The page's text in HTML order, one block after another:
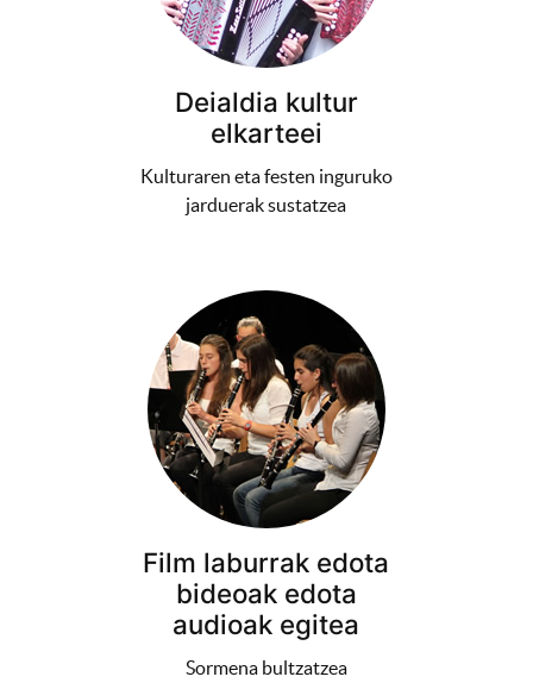
Deialdia kultur
elkarteei
Kulturaren eta festen inguruko
jarduerak sustatzea
Film laburrak edota
bideoak edota
audioak egitea
Sormena bultzatzea